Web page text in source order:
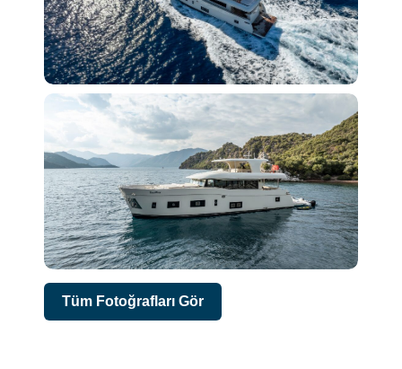
Tüm Fotoğrafları Gör